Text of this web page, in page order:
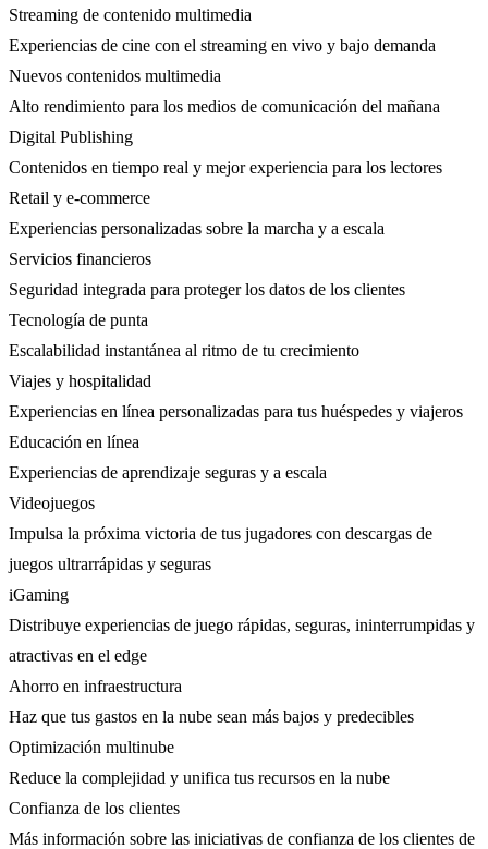
Streaming de contenido multimedia
Experiencias de cine con el streaming en vivo y bajo demanda
Nuevos contenidos multimedia
Alto rendimiento para los medios de comunicación del mañana
Digital Publishing
Contenidos en tiempo real y mejor experiencia para los lectores
Retail y e-commerce
Experiencias personalizadas sobre la marcha y a escala
Servicios financieros
Seguridad integrada para proteger los datos de los clientes
Tecnología de punta
Escalabilidad instantánea al ritmo de tu crecimiento
Viajes y hospitalidad
Experiencias en línea personalizadas para tus huéspedes y viajeros
Educación en línea
Experiencias de aprendizaje seguras y a escala
Videojuegos
Impulsa la próxima victoria de tus jugadores con descargas de
juegos ultrarrápidas y seguras
iGaming
Distribuye experiencias de juego rápidas, seguras, ininterrumpidas y
atractivas en el edge
Ahorro en infraestructura
Haz que tus gastos en la nube sean más bajos y predecibles
Optimización multinube
Reduce la complejidad y unifica tus recursos en la nube
Confianza de los clientes
Más información sobre las iniciativas de confianza de los clientes de